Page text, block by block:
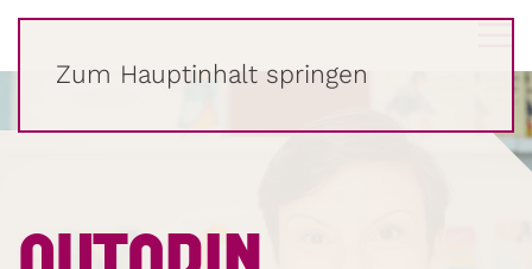
Zum Hauptinhalt springen
LENA